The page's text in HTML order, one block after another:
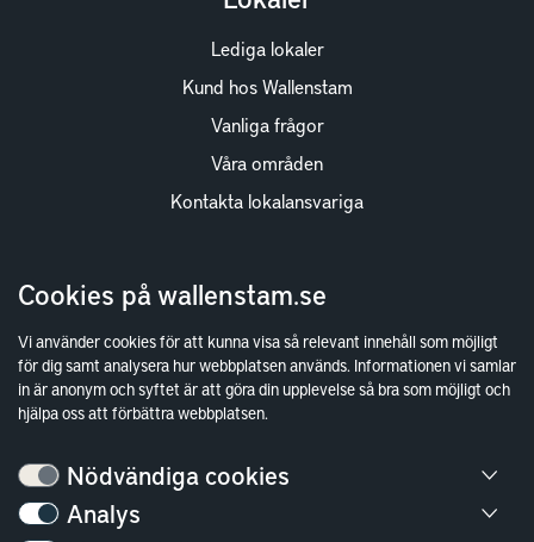
Cookies på wallenstam.se
Vi använder cookies för att kunna visa så relevant innehåll som möjligt
för dig samt analysera hur webbplatsen används. Informationen vi samlar
in är anonym och syftet är att göra din upplevelse så bra som möjligt och
hjälpa oss att förbättra webbplatsen.
Nödvändiga cookies
Analys
Lediga lokaler
Kund hos Wallenstam
Vanliga frågor
Våra områden
Kontakta lokalansvariga
Finansiella rapporter
Sök fakturamottagare
Hållbarhet